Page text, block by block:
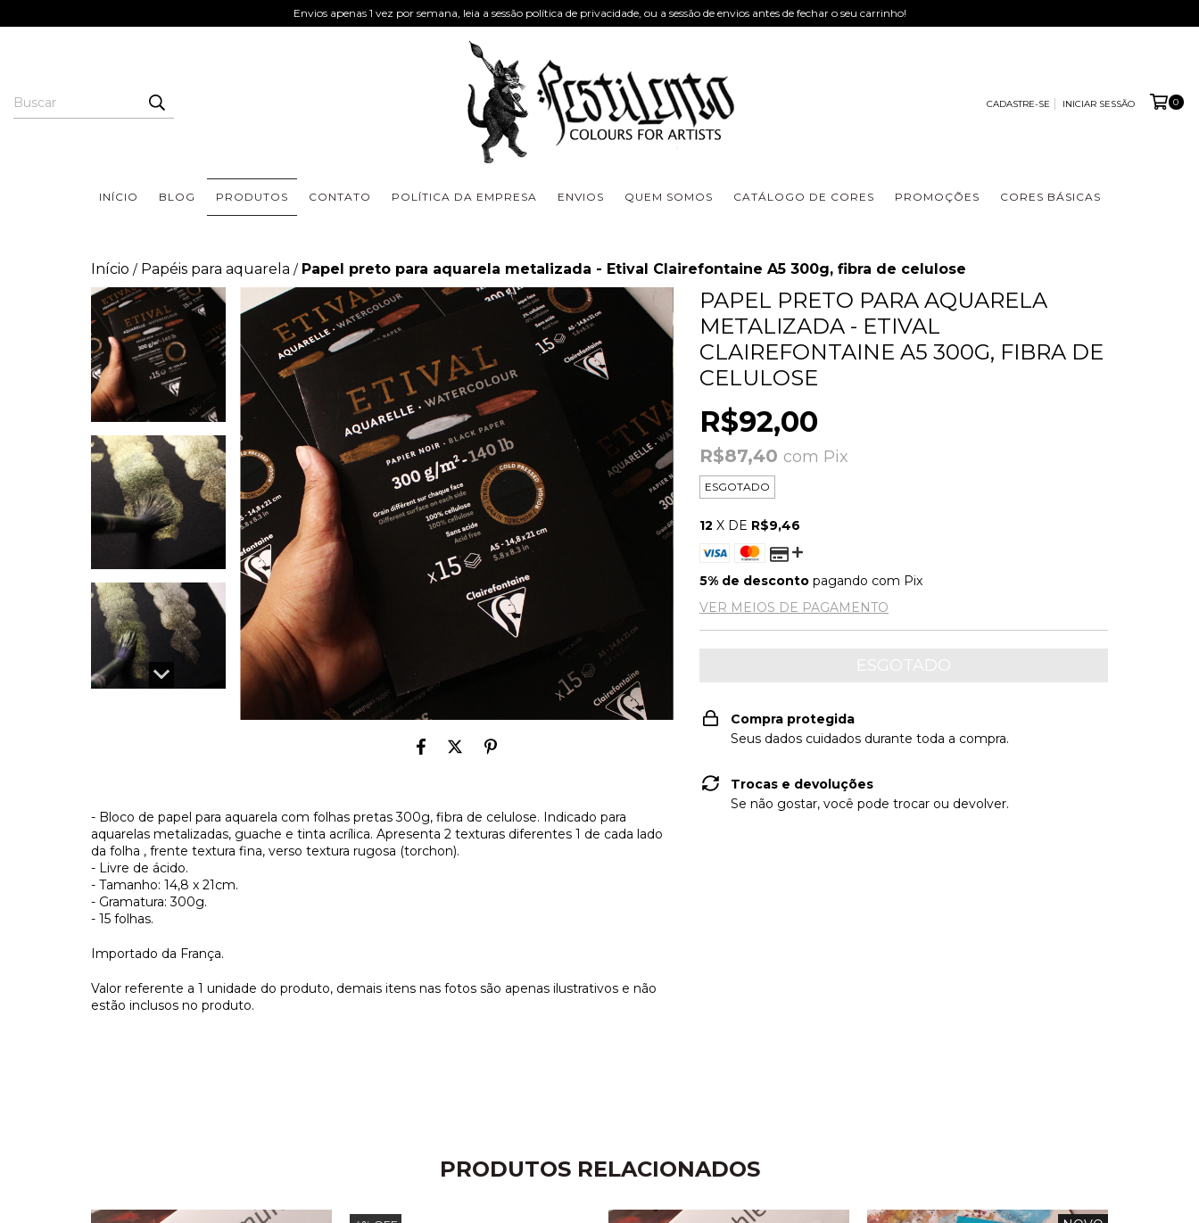
Envios apenas 1 vez por semana, leia a sessão política de privacidade, ou a sessão de envios antes de fechar o seu carrinho!
CADASTRE-SE INICIAR SESSÃO 0
INÍCIO BLOG PRODUTOS CONTATO POLÍTICA DA EMPRESA ENVIOS QUEM SOMOS CATÁLOGO DE CORES PROMOÇÕES CORES BÁSICAS
Início / Papéis para aquarela / Papel preto para aquarela metalizada - Etival Clairefontaine A5 300g, fibra de celulose
- Bloco de papel para aquarela com folhas pretas 300g, fibra de celulose. Indicado para
aquarelas metalizadas, guache e tinta acrílica. Apresenta 2 texturas diferentes 1 de cada lado
da folha , frente textura fina, verso textura rugosa (torchon).
- Livre de ácido.
- Tamanho: 14,8 x 21cm.
- Gramatura: 300g.
- 15 folhas.
Importado da França.
Valor referente a 1 unidade do produto, demais itens nas fotos são apenas ilustrativos e não
estão inclusos no produto.
PAPEL PRETO PARA AQUARELA
METALIZADA - ETIVAL
CLAIREFONTAINE A5 300G, FIBRA DE
CELULOSE
R$92,00
R$87,40 com Pix
ESGOTADO
12 X DE R$9,46
5% de desconto pagando com Pix
VER MEIOS DE PAGAMENTO
Compra protegida
Seus dados cuidados durante toda a compra.
Trocas e devoluções
Se não gostar, você pode trocar ou devolver.
PRODUTOS RELACIONADOS